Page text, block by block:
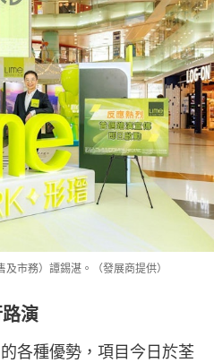
市務）譚錫湛。（發展商提供）
演
各種優勢，項目今日於荃